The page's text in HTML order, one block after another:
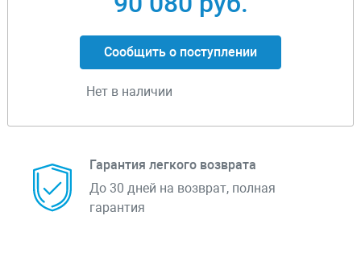
Сообщить о поступлении
Нет в наличии
Гарантия легкого возврата
До 30 дней на возврат, полная
гарантия